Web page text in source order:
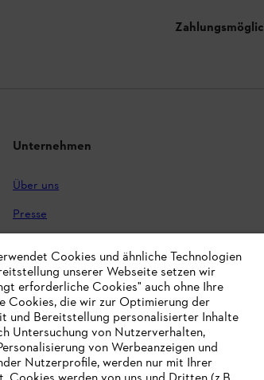
Unternehmen
Über uns
Presse
STIHL Markenshop
Nachhaltigkeit
STIHL Hinweisgebersystem
Informationen für Lieferunternehmen
Cookies und ähnliche Technologien
unserer Webseite setzen wir
erforderliche Cookies" auch ohne Ihre
Cookies, die wir zur Optimierung der
und Bereitstellung personalisierter Inhalte
Untersuchung von Nutzerverhalten,
von Werbeanzeigen und
Nutzerprofile, werden nur mit Ihrer